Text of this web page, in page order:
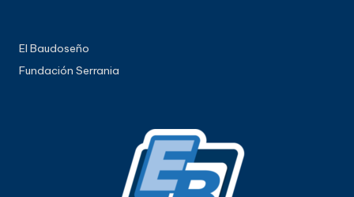
El Baudoseño
Fundación Serrania